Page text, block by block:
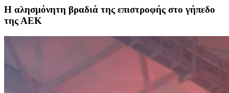
Η αλησμόνητη βραδιά της επιστροφής στο γήπεδο
της ΑΕΚ